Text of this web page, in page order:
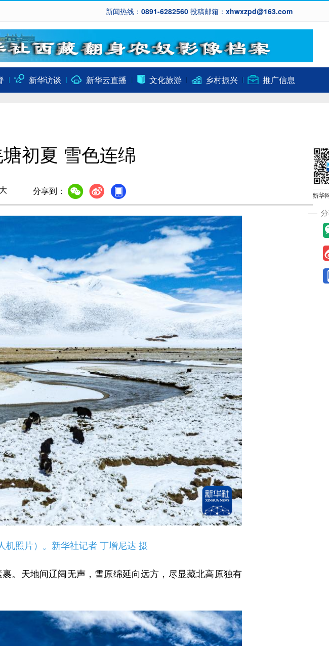
新闻热线：0891-6282560 投稿邮箱：xhwxzpd@163.com
新华访谈 新华云直播 文化旅游 乡村振兴 推广信息
初夏 雪色连绵
大 分享到：
照片）。新华社记者 丁增尼达 摄
天地间辽阔无声，雪原绵延向远方，尽显藏北高原独有